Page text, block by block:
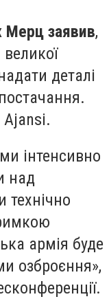
Мерц заявив,
деталі
Ajansi.
інтенсивно
над
технічно
армія буде
озброєння»,